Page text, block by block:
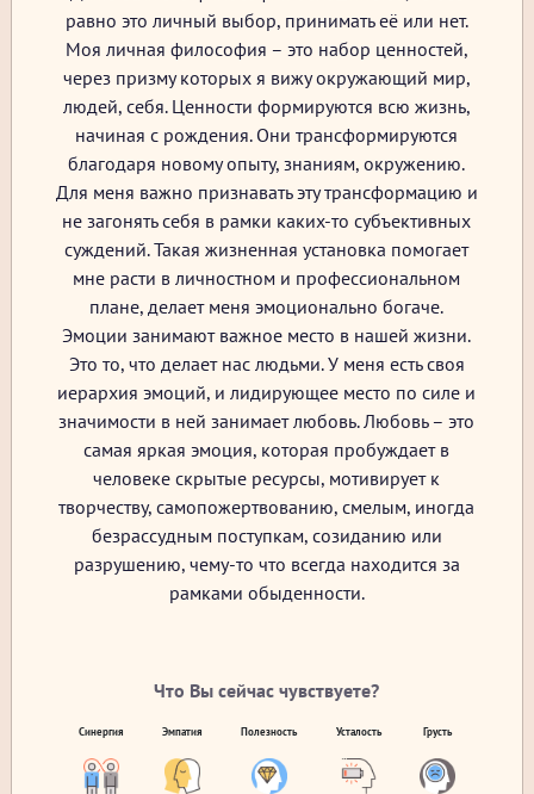
равно это личный выбор, принимать её или нет.
Моя личная философия – это набор ценностей,
через призму которых я вижу окружающий мир,
людей, себя. Ценности формируются всю жизнь,
начиная с рождения. Они трансформируются
благодаря новому опыту, знаниям, окружению.
Для меня важно признавать эту трансформацию и
не загонять себя в рамки каких-то субъективных
суждений. Такая жизненная установка помогает
мне расти в личностном и профессиональном
плане, делает меня эмоционально богаче.
Эмоции занимают важное место в нашей жизни.
Это то, что делает нас людьми. У меня есть своя
иерархия эмоций, и лидирующее место по силе и
значимости в ней занимает любовь. Любовь – это
самая яркая эмоция, которая пробуждает в
человеке скрытые ресурсы, мотивирует к
творчеству, самопожертвованию, смелым, иногда
безрассудным поступкам, созиданию или
разрушению, чему-то что всегда находится за
рамками обыденности.
Что Вы сейчас чувствуете?
Синергия Эмпатия Полезность Усталость Грусть